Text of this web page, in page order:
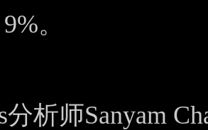
。
分析师Sanyam